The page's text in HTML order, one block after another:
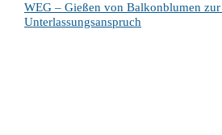
WEG – Gießen von Balkonblumen
Unterlassungsanspruch